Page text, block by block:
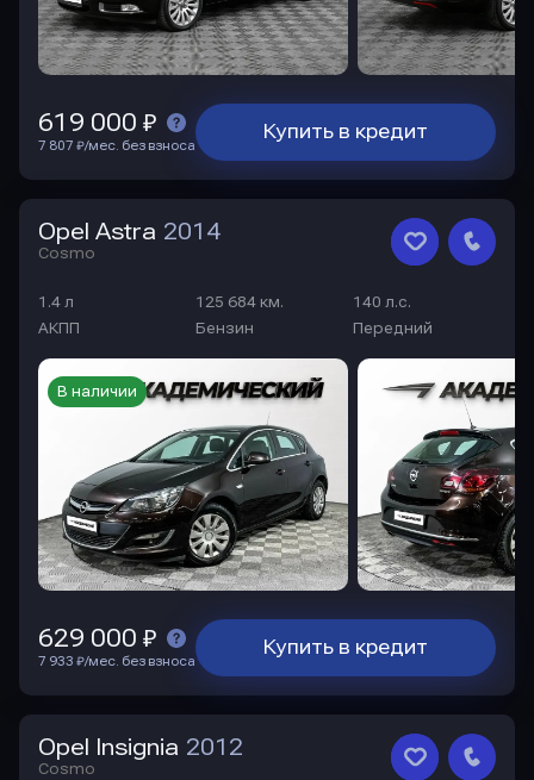
Купить в кредит
619 000 ₽
7 807 ₽/мес. без взноса
Opel Astra 2014
Cosmo
1.4 л 125 684 км.
140 л.с.
АКПП
Бензин Передний
В наличии
Купить в кредит
629 000 ₽
7 933 ₽/мес. без взноса
Opel Insignia 2012
Cosmo